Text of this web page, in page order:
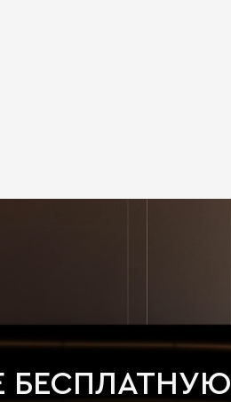
БЕСПЛАТНУЮ